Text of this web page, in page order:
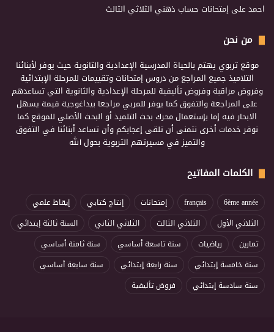
احمدعلى إمتحانات حساب ذهني الثلاثي الثالث
من نحن
موقع تربوي يهتم بالحياة المدرسية الإعدادية والثانوية حيث يوفر لأبنائنا
التلاميذ جميع المراجع من دروس إمتحانات وتقييمات للمرحلة الإبتدائية
وفروض مراقبة وفروض تأليفية للمرحلة الإعدادية والثانوية التي تساعدهم
على المراجعة والتفوق كما يوفر للمربي مراجعا بيداغوجية قيمة يسهل
الابحار فيه إما بإستعمال محرك بحث التلميذ أو البحث الأصلي للموقع كما
نوفر خدمات أخرى نتمنى أن تلقى إعجابكم وأن تساعد أبنائنا في التفوق
والتميز في مسيرتهم التربوية بحول الله
الكلمات المفاتيح
6ème année
français إمتحانات إنتاج كتابي
إيقاظ علمي
الثلاثي الأول
الثلاثي الثالث الثلاثي الثاني
السنة ثالثة إبتدائي
تمارين
رياضيات سنة تاسعة أساسي
سنة ثامنة أساسي
سنة خامسة إبتدائي
سنة رابعة إبتدائي
سنة سابعة أساسي
سنة سادسة إبتدائي
فروض تأليفية